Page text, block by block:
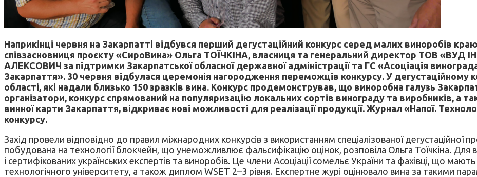
Наприкінці червня на Закарпатті відбувся перший дегустаційний конкурс серед малих виноробів
співзасновниця проєкту «СироВина» Ольга ТОЇЧКІНА, власниця та генеральний директор ТОВ «ВУД
АЛЕКСОВИЧ за підтримки Закарпатської обласної державної адміністрації та ГС «Асоціація
Закарпаття». 30 червня відбулася церемонія нагородження переможців конкурсу. У дегустаційному
області, які надали близько 150 зразків вина. Конкурс продемонстрував, що виноробна галузь
організатори, конкурс спрямований на популяризацію локальних сортів винограду та виробників, а
винної карти Закарпаття, відкриває нові можливості для реалізації продукції. Журнал «Напої.
конкурсу.
Захід провели відповідно до правил міжнародних конкурсів з використанням спеціалізованої дегустаційної
побудована на технології блокчейн, що унеможливлює фальсифікацію оцінок, розповіла Ольга Тоїчкіна. Для
і сертифікованих українських експертів та виноробів. Це члени Асоціації сомельє України та фахівці, що
технологічного університету, а також диплом WSET 2–3 рівня. Експертне журі оцінювало вина за такими